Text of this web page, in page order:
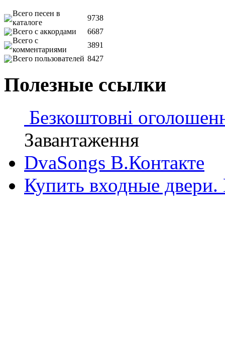
Всего песен в
каталоге
9738
Всего с аккордами
6687
Всего с
комментариями
3891
Всего пользователей 8427
Полезные ссылки
Безкоштовні
Завантаження
DvaSongs В.Контакте
Купить входные двери.